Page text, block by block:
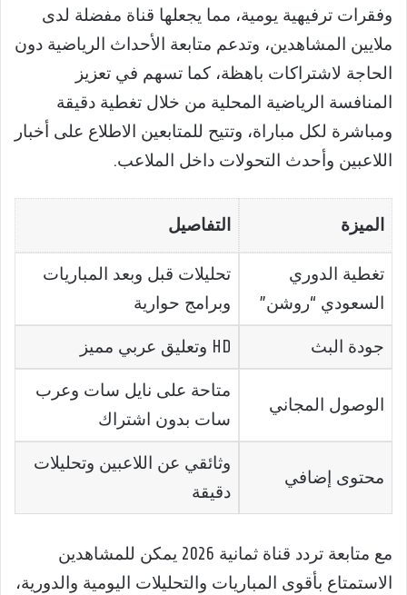
وفقرات ترفيهية يومية، مما يجعلها قناة مفضلة لدى
ملايين المشاهدين، وتدعم متابعة الأحداث الرياضية دون
الحاجة لاشتراكات باهظة، كما تسهم في تعزيز
المنافسة الرياضية المحلية من خلال تغطية دقيقة
ومباشرة لكل مباراة، وتتيح للمتابعين الاطلاع على أخبار
اللاعبين وأحدث التحولات داخل الملاعب.
الميزة التفاصيل
تغطية الدوري
السعودي “روشن”
تحليلات قبل وبعد المباريات
وبرامج حوارية
جودة البث HD وتعليق عربي مميز
الوصول المجاني
متاحة على نايل سات وعرب
سات بدون اشتراك
محتوى إضافي
وثائقي عن اللاعبين وتحليلات
دقيقة
مع متابعة تردد قناة ثمانية 2026 يمكن للمشاهدين
الاستمتاع بأقوى المباريات والتحليلات اليومية والدورية،